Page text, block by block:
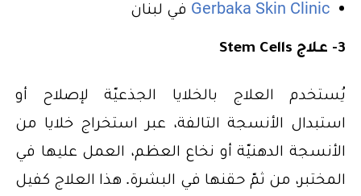
Gerbaka Skin Clinic في لبنان
3- علاج Stem Cells
يُستخدم العلاج بالخلايا الجذعيّة لإصلاح أو
استبدال الأنسجة التالفة، عبر استخراج خلايا من
الأنسجة الدهنيّة أو نخاع العظم، العمل عليها في
المختبر، من ثمّ حقنها في البشرة. هذا العلاج كفيل